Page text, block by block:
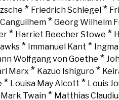
* Friedrich Schlegel *
* Georg Wilhelm
* Harriet Beecher Stowe *
* Immanuel Kant *
Wolfgang von Goethe *
Marx * Kazuo Ishiguro *
* Louisa May Alcott * Louis
Mark Twain* Matthias